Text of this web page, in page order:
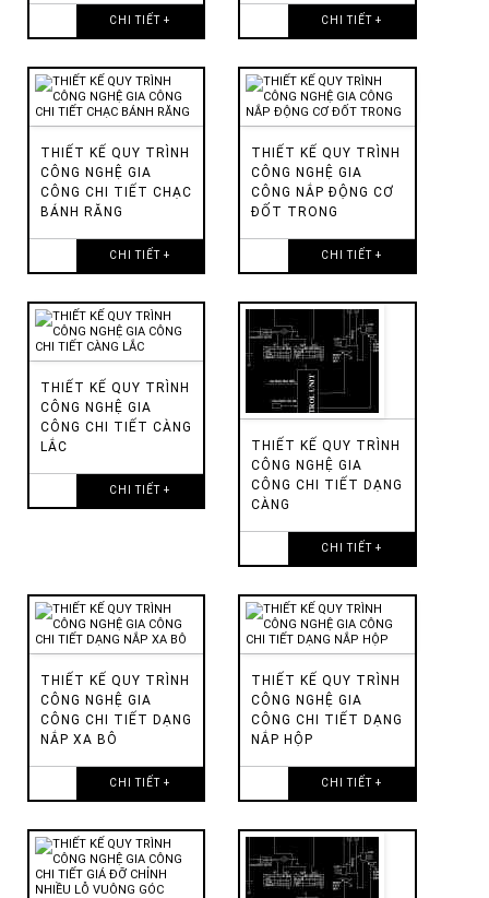
CHI TIẾT + CHI TIẾT +
THIẾT KẾ QUY TRÌNH
CÔNG NGHỆ GIA
CÔNG CHI TIẾT CHẠC
BÁNH RĂNG
CHI TIẾT +
THIẾT KẾ QUY TRÌNH
CÔNG NGHỆ GIA
CÔNG NẮP ĐỘNG CƠ
ĐỐT TRONG
CHI TIẾT +
THIẾT KẾ QUY TRÌNH
CÔNG NGHỆ GIA
CÔNG CHI TIẾT CÀNG
LẮC
CHI TIẾT +
THIẾT KẾ QUY TRÌNH
CÔNG NGHỆ GIA
CÔNG CHI TIẾT DẠNG
CÀNG
CHI TIẾT +
THIẾT KẾ QUY TRÌNH
CÔNG NGHỆ GIA
CÔNG CHI TIẾT DẠNG
NẮP XA BÔ
CHI TIẾT +
THIẾT KẾ QUY TRÌNH
CÔNG NGHỆ GIA
CÔNG CHI TIẾT DẠNG
NẮP HỘP
CHI TIẾT +